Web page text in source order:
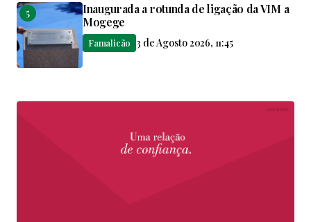
Inaugurada a rotunda de ligação da VIM a
Mogege
Famalicão 3 de Agosto 2026, 11:45